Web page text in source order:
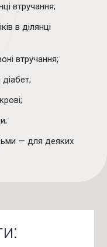
втручання;
в ділянці
втручання;
— для деяких